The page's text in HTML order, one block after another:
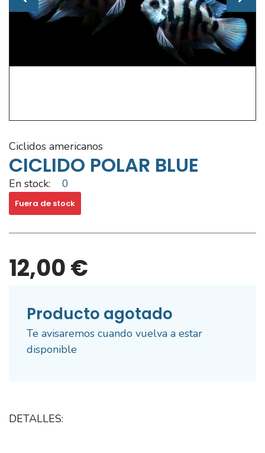
ciclidos americanos
CICLIDO POLAR BLUE
En stock: 0
Fuera de stock
12,00 €
Producto agotado
Te avisaremos cuando vuelva a estar
disponible
DETALLES: